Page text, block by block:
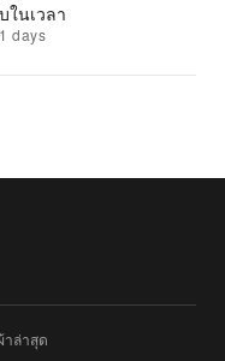
ในเวลา
days
าล่าสุด